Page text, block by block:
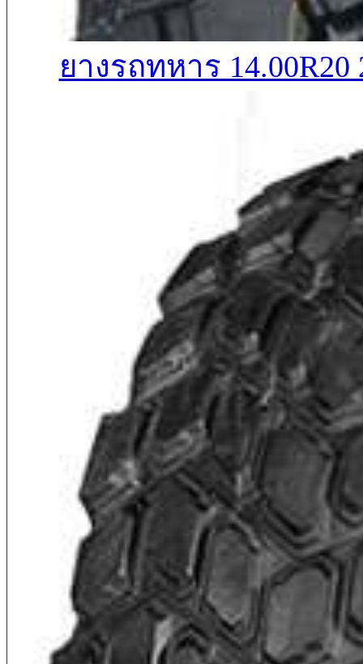
ยางรถทหาร 14.00R20